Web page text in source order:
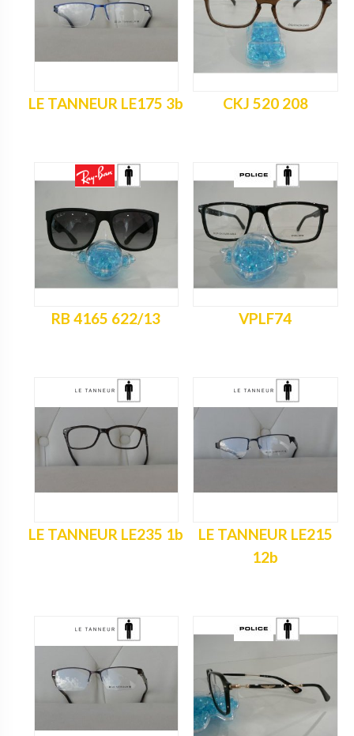
LE TANNEUR LE175 3b CKJ 520 208
RB 4165 622/13 VPLF74
LE TANNEUR LE235 1b
LE TANNEUR LE215
12b